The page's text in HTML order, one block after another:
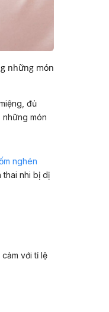
những món
đủ
món
nghén
thai nhi bị dị
với tỉ lệ